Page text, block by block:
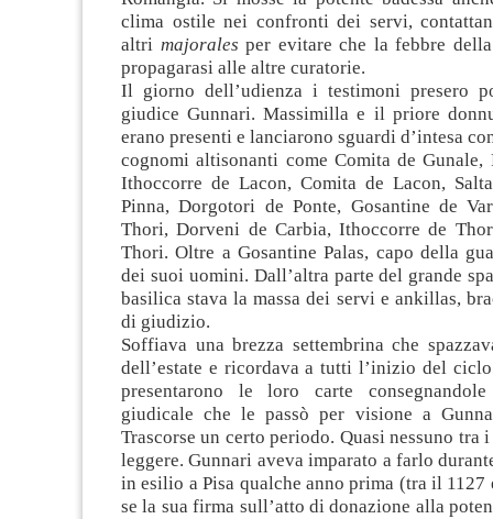
clima ostile nei confronti dei servi,
altri majoralesper evitare che la febbre
propagarasi alle altre curatorie.
Il giorno dell’udienza i testimoni presero
giudice Gunnari. Massimilla e il priore
erano presenti e lanciarono sguardi d’intesa
cognomi altisonanti come Comita de Gunale,
Ithoccorre de Lacon, Comita de Lacon,
Pinna, Dorgotori de Ponte, Gosantine de
Thori, Dorveni de Carbia, Ithoccorre de
Thori. Oltre a Gosantine Palas, capo della
dei suoi uomini. Dall’altra parte del grande
basilica stava la massa dei servi e ankillas,
di giudizio.
Soffiava una brezza settembrina che
dell’estate e ricordava a tutti l’inizio del
presentarono le loro carte
giudicale che le passò per visione a
Trascorse un certo periodo. Quasi nessuno tra
leggere. Gunnari aveva imparato a farlo
in esilio a Pisa qualche anno prima (tra il 1127
se la sua firma sull’atto di donazione alla